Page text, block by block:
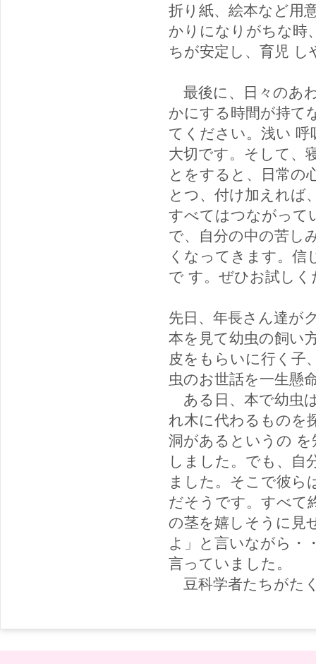
折り紙、絵本など用
かりになりがちな時
ちが安定し、育児
最後に、日々のあ
かにする時間が持て
てください。浅い
大切です。そして、
とをすると、日常の
とつ、付け加えれば
すべてはつながって
で、自分の中の苦し
くなってきます。
で す。ぜひお試し
先日、年長さん達が
本を見て幼虫の飼い
皮をもらいに行く子
虫のお世話を一生懸
ある日、本で幼虫
れ木に代わるものを
洞があるというの
しました。でも、自
ました。そこで彼
だそうです。すべて
の茎を嬉しそうに見
よ」と言いながら
言っていました。
豆科学者たちがた